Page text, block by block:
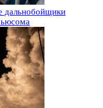
дальнобойщики